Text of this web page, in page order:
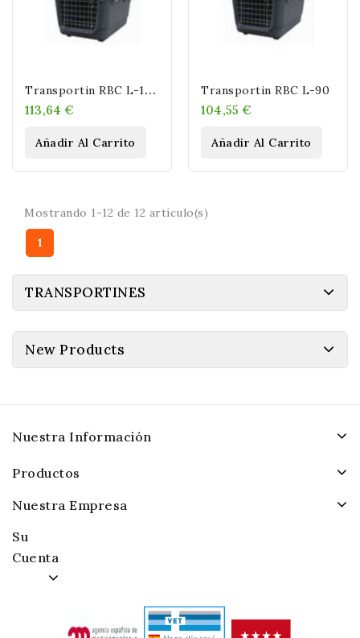
T
Ransportin RBC L-100
113,64 €
Añadir Al Carrito
Transportin RBC L-90
104,55 €
Añadir Al Carrito
Mostrando 1-12 de 12 artículo(s)
1
TRANSPORTINES
New Products
Nuestra Información
Productos
Nuestra Empresa
Su
Cuenta